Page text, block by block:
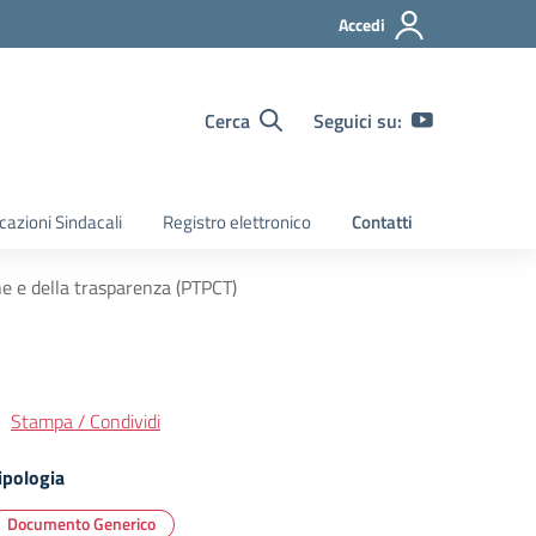
Accedi
Cerca Seguici su:
Sindacali Registro elettronico Contatti
della trasparenza (PTPCT)
Stampa / Condividi
Documento Generico